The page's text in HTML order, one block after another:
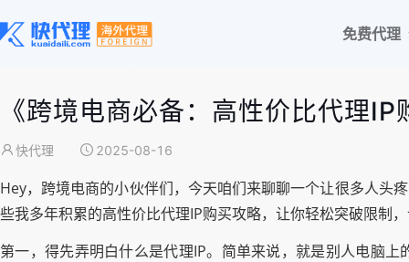
免费代理
《跨境电商必备：高性价比代理
快代理 2025-08-16
Hey，跨境电商的小伙伴们，今天咱们来聊聊一个让很多人
些我多年积累的高性价比代理IP购买攻略，让你轻松突破限制
第一，得先弄明白什么是代理IP。简单来说，就是别人电脑